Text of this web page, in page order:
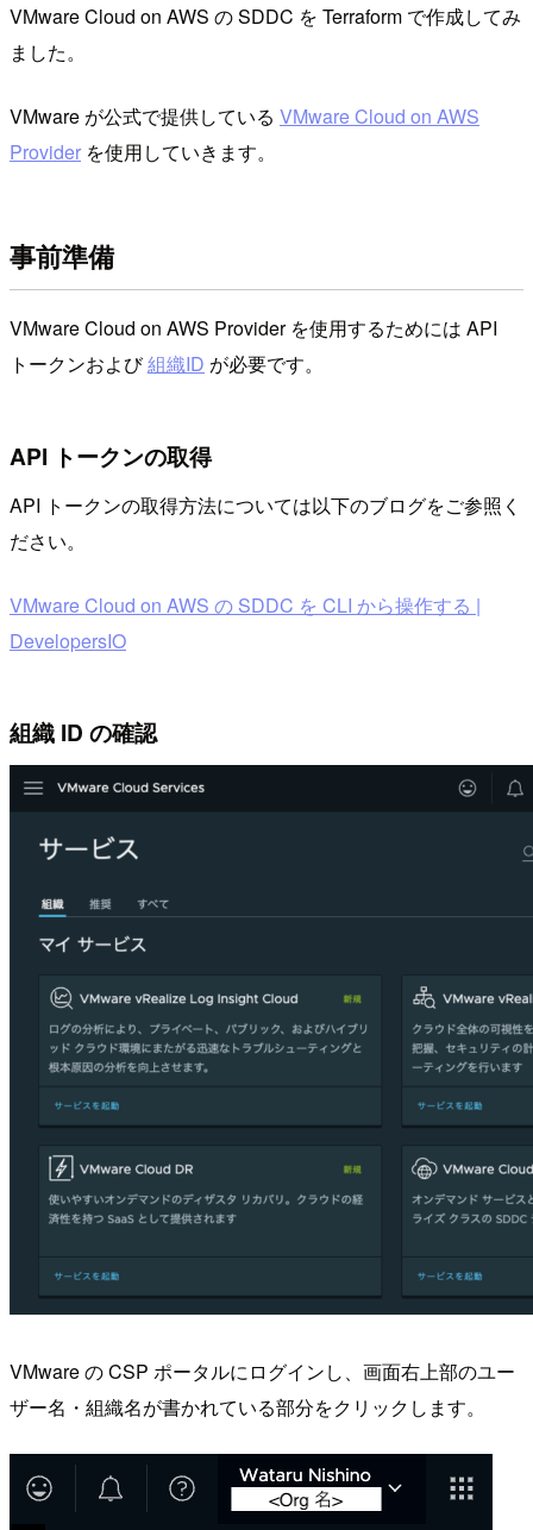
VMware Cloud on AWS の SDDC を Terraform で作成してみ
ました。
VMware が公式で提供している VMware Cloud on AWS
Provider を使用していきます。
事前準備
VMware Cloud on AWS Provider を使用するためには API
トークンおよび組織ID が必要です。
API トークンの取得
API トークンの取得方法については以下のブログをご参照く
ださい。
VMware Cloud on AWS の SDDC を CLI から操作する |
DevelopersIO
組織 ID の確認
VMware の CSP ポータルにログインし、画面右上部のユー
ザー名・組織名が書かれている部分をクリックします。